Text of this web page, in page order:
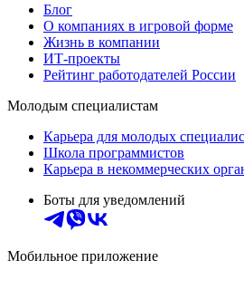
Блог
О компаниях в игровой форме
Жизнь в компании
ИТ-проекты
Рейтинг работодателей России
Молодым специалистам
Карьера для молодых
Школа программистов
Карьера в некоммерческих
Боты для уведомлений
Мобильное приложение